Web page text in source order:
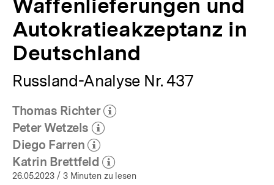
Waffenlieferungen und
Autokratieakzeptanz in
Deutschland
Russland-Analyse Nr. 437
Thomas Richter
(Mehr zum Autor)
öffnen
Peter Wetzels
(Mehr zum Autor)
öffnen
Diego Farren
(Mehr zum Autor)
öffnen
Katrin Brettfeld
(Mehr zum Autor)
öffnen
26.05.2023 / 3 Minuten zu lesen